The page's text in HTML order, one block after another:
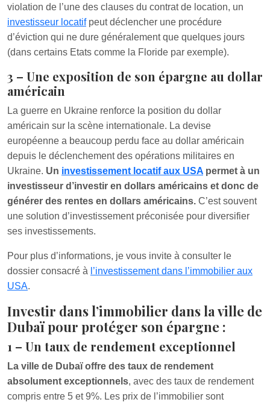
violation de l’une des clauses du contrat de location, un
investisseur locatifpeut déclencher une procédure
d’éviction qui ne dure généralement que quelques jours
(dans certains Etats comme la Floride par exemple).
3 – Une exposition de son épargne au dollar
américain
La guerre en Ukraine renforce la position du dollar
américain sur la scène internationale. La devise
européenne a beaucoup perdu face au dollar américain
depuis le déclenchement des opérations militaires en
Ukraine. Un investissement locatif aux USA permet à un
investisseur d’investir en dollars américains et donc de
générer des rentes en dollars américains. C’est souvent
une solution d’investissement préconisée pour diversifier
ses investissements.
Pour plus d’informations, je vous invite à consulter le
dossier consacré à l’investissement dans l’immobilier aux
USA.
Investir dans l’immobilier dans la ville de
Dubaï pour protéger son épargne :
1 – Un taux de rendement exceptionnel
La ville de Dubaï offre des taux de rendement
absolument exceptionnels, avec des taux de rendement
compris entre 5 et 9%. Les prix de l’immobilier sont